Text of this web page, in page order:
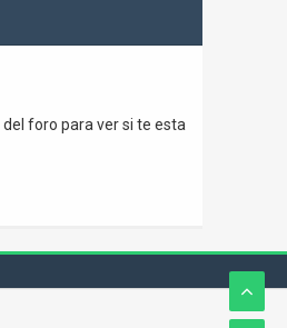
foro para ver si te esta